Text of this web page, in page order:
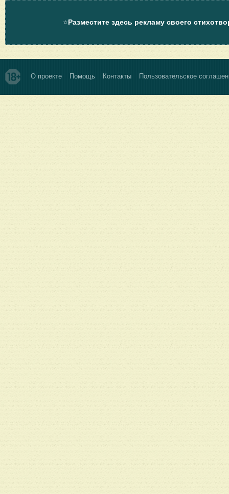
⭐Разместите здесь рекламу своего
О проекте Помощь Контакты Пользовательское